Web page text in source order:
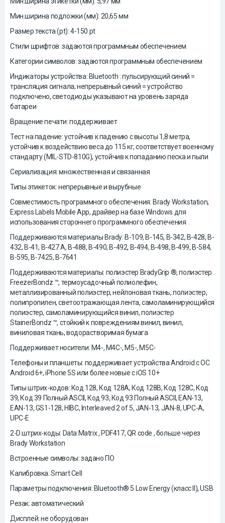
Мин.ширина подложки (мм): 20,65 мм
Размер текста (pt): 4-150 pt
Стили шрифтов: задаются программным обеспечением
Категории символов: задаются программным обеспечением
Индикаторы устройства: Bluetooth : пульсирующий синий =
трансляция сигнала; непрерывный синий = устройство
подключено, светодиоды указывают на уровень заряда
батареи
Вращение печати: поддерживает
Тест на падение: устойчив к падению с высоты 1,8 метра,
устойчив к воздействию веса до 115 кг, соответствует военному
стандарту (MIL-STD-810G), устойчив к попаданию песка и пыли
Сериализация: множественная и связанная
Типы этикеток: непрерывные и вырубные
Совместимость программного обеспечения: Brady Workstation,
Express Labels Mobile App, драйвер на базе Windows для
использования стороннего программного обеспечения
Поддерживаются материалы Brady: B-109, B-145, B-342, B-428, B-
432, B-41, B-427 A, B-488, B-490, B-492, B-494, B-498, B-499, B-584,
B-595, B-7425, B-7641
Поддерживаются материалы: полиэстер BradyGrip ®, полиэстер
FreezerBondz ™, термоусадочный полиолефин,
металлизированный полиэстер, нейлоновая ткань, полиэстер,
полипропилен, светоотражающая лента, самоламинирующийся
полиэстер, самоламинирующийся винил, полиэстер
StainerBondz ™, стойкий к повреждениям винил, винил,
виниловая ткань, водорастворимая бумага
Поддерживает носители: M4-, M4C-, M5-, M5C-
Телефоны и планшеты: поддерживает устройства Android с ОС
Android 6+, iPhone 5S или более новые с iOS 10+
Типы штрих-кодов: Код 128, Код 128A, Код 128B, Код 128C, Код
39, Код 39 Полный ASCII, Код 93, Код 93 Полный ASCII, EAN-13,
EAN-13, GS1-128, HIBC, Interleaved 2 of 5, JAN-13, JAN-8, UPC-A,
UPC-E
2-D штрих-коды: Data Matrix , PDF417, QR code , больше через
Brady Workstation
Встроенные символы: задано ПО
Калибровка: Smart Cell
Параметры подключения: Bluetooth® 5 Low Energy (класс II), USB
Резак: автоматический
Дисплей: не оборудован